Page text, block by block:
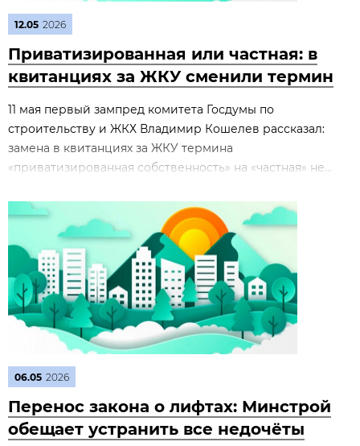
12.05 2026
Приватизированная или частная: в
квитанциях за ЖКУ сменили термин
11 мая первый зампред комитета Госдумы по
строительству и ЖКХ Владимир Кошелев рассказал:
замена в квитанциях за ЖКУ термина
«приватизированная собственность» на «частная» не...
06.05 2026
Перенос закона о лифтах: Минстрой
обещает устранить все недочёты